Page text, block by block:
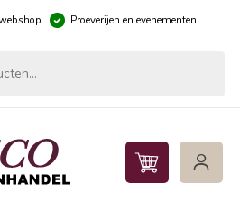
Proeverijen en evenementen